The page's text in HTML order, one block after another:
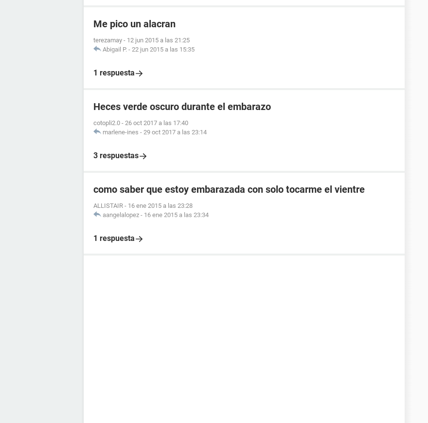
Me pico un alacran
terezamay - 12 jun 2015 a las 21:25
Abigail P. - 22 jun 2015 a las 15:35
1 respuesta
Heces verde oscuro durante el embarazo
cotopli2.0 - 26 oct 2017 a las 17:40
marlene-ines - 29 oct 2017 a las 23:14
3 respuestas
como saber que estoy embarazada con solo tocarme el vientre
ALLISTAIR - 16 ene 2015 a las 23:28
aangelalopez - 16 ene 2015 a las 23:34
1 respuesta